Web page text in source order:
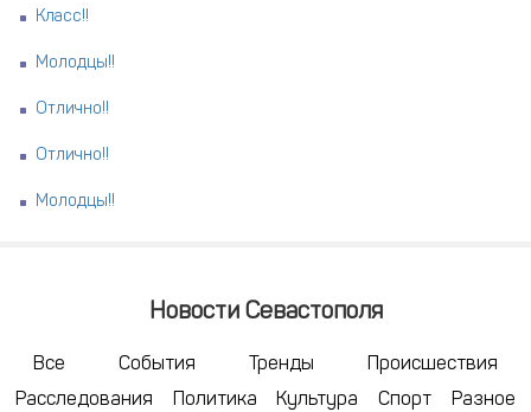
Класс!!
Молодцы!!
Отлично!!
Отлично!!
Молодцы!!
Новости Севастополя
Все События Тренды
Происшествия
Расследования
Политика Культура Спорт Разное